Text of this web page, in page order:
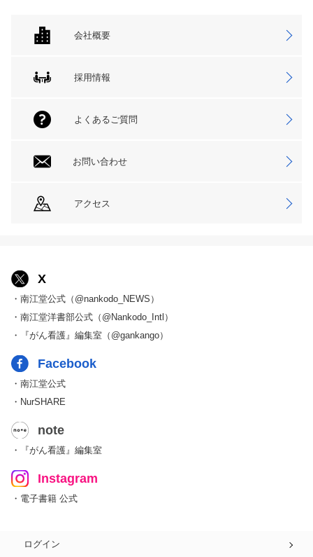
会社概要
採用情報
よくあるご質問
お問い合わせ
アクセス
X
・南江堂公式（@nankodo_NEWS）
・南江堂洋書部公式（@Nankodo_Intl）
・『がん看護』編集室（@gankango）
Facebook
・南江堂公式
・NurSHARE
note
・『がん看護』編集室
Instagram
・電子書籍 公式
ログイン